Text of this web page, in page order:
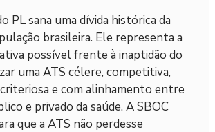
PL sana uma dívida histórica da
brasileira. Ele representa a
possível frente à inaptidão do
uma ATS célere, competitiva,
e com alinhamento entre
e privado da saúde. A SBOC
que a ATS não perdesse